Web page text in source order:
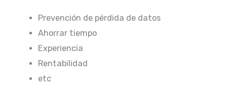
Prevención de pérdida de datos
Ahorrar tiempo
Experiencia
Rentabilidad
etc